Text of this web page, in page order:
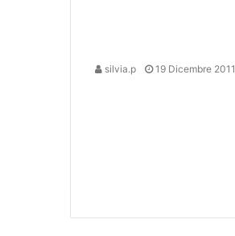
silvia.p 19 Dicembre 2011